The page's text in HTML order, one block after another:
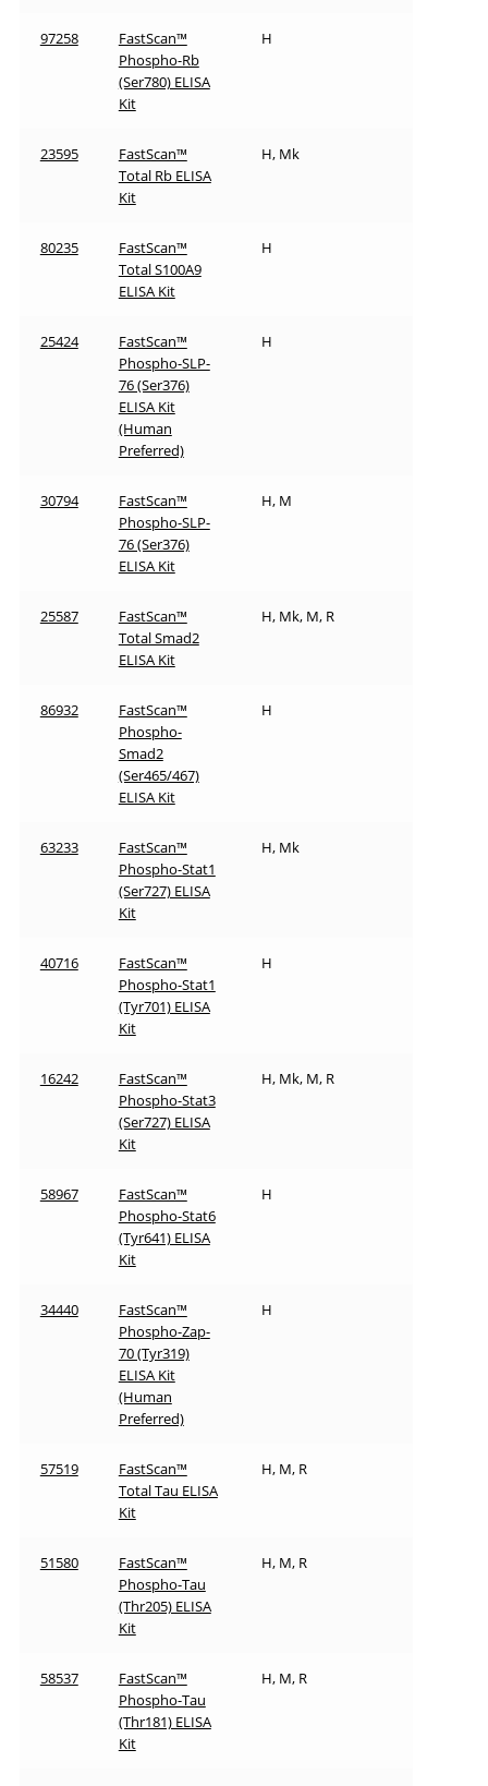
97258
FastScan™
Phospho-Rb
(Ser780) ELISA
Kit
H
23595
FastScan™
Total Rb ELISA
Kit
H, Mk
80235
FastScan™
Total S100A9
ELISA Kit
H
25424
FastScan™
Phospho-SLP-
76 (Ser376)
ELISA Kit
(Human
Preferred)
H
30794
FastScan™
Phospho-SLP-
76 (Ser376)
ELISA Kit
H, M
25587
FastScan™
Total Smad2
ELISA Kit
H, Mk, M, R
86932
FastScan™
Phospho-
Smad2
(Ser465/467)
ELISA Kit
H
63233
FastScan™
Phospho-Stat1
(Ser727) ELISA
Kit
H, Mk
40716
FastScan™
Phospho-Stat1
(Tyr701) ELISA
Kit
H
16242
FastScan™
Phospho-Stat3
(Ser727) ELISA
Kit
H, Mk, M, R
58967
FastScan™
Phospho-Stat6
(Tyr641) ELISA
Kit
H
34440
FastScan™
Phospho-Zap-
70 (Tyr319)
ELISA Kit
(Human
Preferred)
H
57519
FastScan™
Total Tau ELISA
Kit
H, M, R
51580
FastScan™
Phospho-Tau
(Thr205) ELISA
Kit
H, M, R
58537
FastScan™
Phospho-Tau
(Thr181) ELISA
Kit
H, M, R